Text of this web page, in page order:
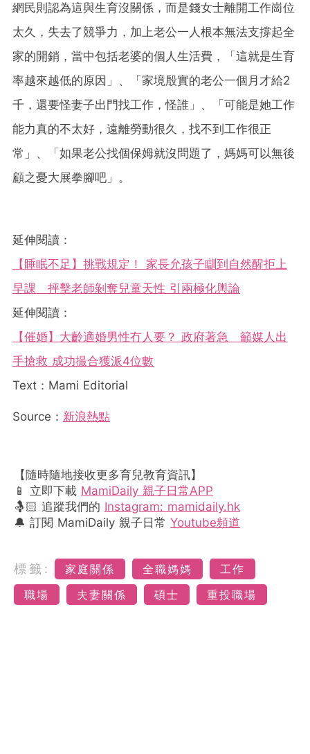
網民則認為這與生育沒關係，而是錢女士離開工作崗位
太久，失去了競爭力，加上老公一人根本無法支撐起全
家的開銷，當中包括老婆的個人生活費，「這就是生育
率越來越低的原因」、「家境殷實的老公一個月才給2
千，還要怪妻子出門找工作，怪誰」、「可能是她工作
能力真的不太好，遠離勞動很久，找不到工作很正
常」、「如果老公找個保姆就沒問題了，媽媽可以無後
顧之憂大展拳腳吧」。
延伸閱讀：
【睡眠不足】挑戰規定！ 家長允孩子瞓到自然醒拒上
早課 抨擊老師剝奪兒童天性 引兩極化輿論
延伸閱讀：
【催婚】大齡適婚男性冇人要？ 政府著急 籲媒人出
手搶救 成功撮合獲派4位數
Text：Mami Editorial
Source： 新浪熱點
【隨時隨地接收更多育兒教育資訊】
📱 立即下載 MamiDaily 親子日常APP
🤱🏻 追蹤我們的 Instagram: mamidaily.hk
🔔 訂閱 MamiDaily 親子日常 Youtube頻道
標籤: 家庭關係 全職媽媽
工作
職場
夫妻關係 碩士 重投職場